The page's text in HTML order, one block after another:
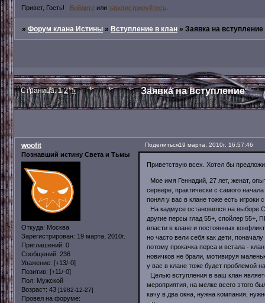
Привет, Гость! Войдитеили зарегистрируйтесь
»Форум клана Истины »Вступление в клан »Заявка на вступление
Заявка на вступление
Страница:1 2 »
Поделиться19 марта, 2010г. 16:57:46
woofit
Познавший истину Света и Тьмы
Откуда: Москва
Зарегистрирован: 19 марта, 2010г.
Приглашений: 0
Сообщений: 236
Уважение: [+13/-0]
Позитив: [+11/-0]
Пол: Мужской
Возраст: 43 [1982-12-27]
Провел на форуме:
Приветствую всех. Хотел бы
Мое имя Геннадий, 27 лет, женат,
сервере, практически с самого
понял у вас в клане тоже есть игроки
На кадмусе остановился на выборе
другие персы глад 55+, спойлер 55+,
власти в клане и постоянных
но часто вели себя как дети,
потому прокачка перса и встала -
новичков не брали, мотивируя
у вас в клане тоже будет проблемой
Целью вступления в ваш клан
мероприятия, на мелке всего этого
качу в два окна, нужна компания,